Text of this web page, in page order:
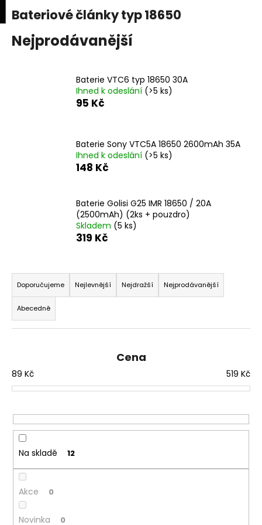
Přejít
na
obsah
Bateriové články typ 18650
Nejprodávanější
Baterie VTC6 typ 18650 30A
Ihned k odeslání (>5 ks)
95 Kč
Baterie Sony VTC5A 18650 2600mAh 35A
Ihned k odeslání (>5 ks)
148 Kč
Baterie Golisi G25 IMR 18650 / 20A
(2500mAh) (2ks + pouzdro)
Skladem (5 ks)
319 Kč
Ř
a
z
e
n
r
o
u
k
ů
Doporučujeme Nejlevnější Nejdražší Nejprodávanější
Abecedně
Cena
89 Kč 519 Kč
Na skladě 12
Akce 0
Novinka 0
o
a
j
t
D
p
u